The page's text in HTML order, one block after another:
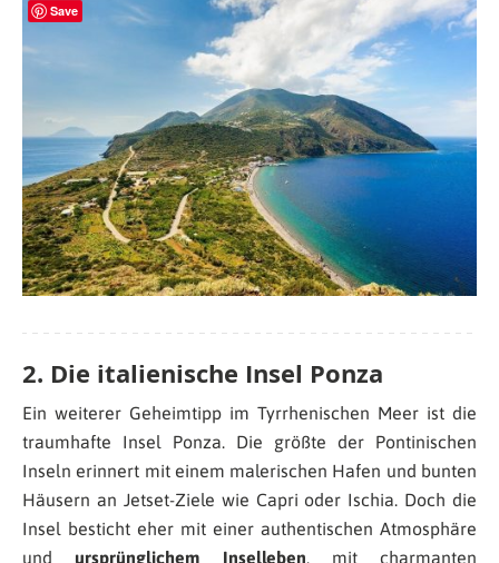
Save
2. Die italienische Insel Ponza
Ein weiterer Geheimtipp im Tyrrhenischen Meer ist die
traumhafte Insel Ponza. Die größte der Pontinischen
Inseln erinnert mit einem malerischen Hafen und bunten
Häusern an Jetset-Ziele wie Capri oder Ischia. Doch die
Insel besticht eher mit einer authentischen Atmosphäre
und ursprünglichem Inselleben, mit charmanten